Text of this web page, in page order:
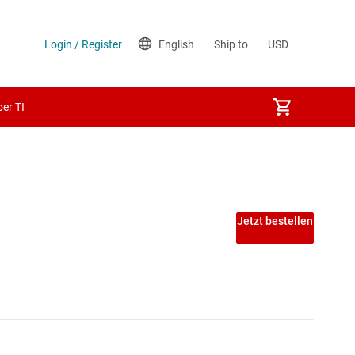
TI
Jetzt bestellen